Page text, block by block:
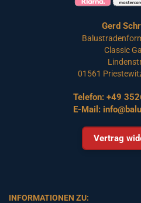
Gerd
Classic
01561
Telefon: +49
E-Mail:
Vertrag
INFORMATIONEN ZU: